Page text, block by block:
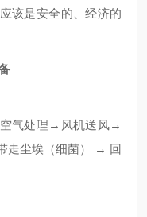
该是安全的、经济的
气处理→风机送风→
尘埃（细菌） → 回